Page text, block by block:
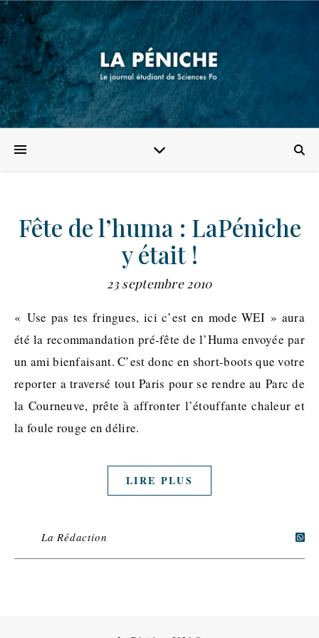
Fête de l’huma : LaPéniche
y était !
23 septembre 2010
« Use pas tes fringues, ici c’est en mode WEI » aura
été la recommandation pré-fête de l’Huma envoyée par
un ami bienfaisant. C’est donc en short-boots que votre
reporter a traversé tout Paris pour se rendre au Parc de
la Courneuve, prête à affronter l’étouffante chaleur et
la foule rouge en délire.
LIRE PLUS
La Rédaction